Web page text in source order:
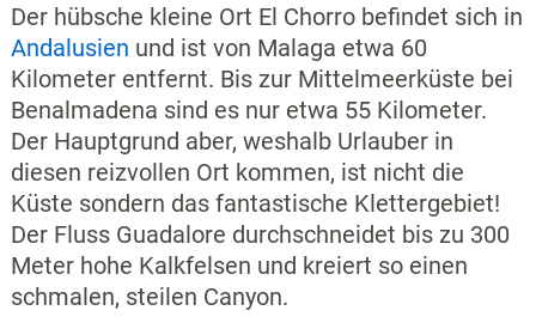
Der hübsche kleine Ort El Chorro befindet sich in
Andalusien und ist von Malaga etwa 60
Kilometer entfernt. Bis zur Mittelmeerküste bei
Benalmadena sind es nur etwa 55 Kilometer.
Der Hauptgrund aber, weshalb Urlauber in
diesen reizvollen Ort kommen, ist nicht die
Küste sondern das fantastische Klettergebiet!
Der Fluss Guadalore durchschneidet bis zu 300
Meter hohe Kalkfelsen und kreiert so einen
schmalen, steilen Canyon.